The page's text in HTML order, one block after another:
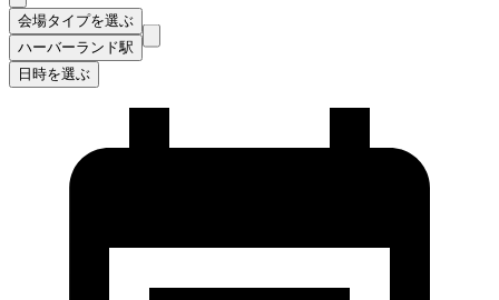
会場タイプを選ぶ
ハーバーランド駅
日時を選ぶ